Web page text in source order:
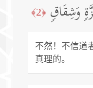
وَشِقَاقࣲ ﴿2﴾
不然！不信道
真理的。